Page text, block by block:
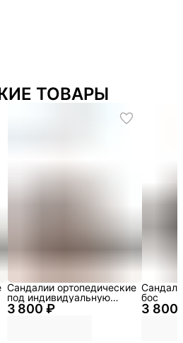
ТОВАРЫ
3 800 ₽
Сандалии ортопедические
под индивидуальную
стельку
3 800
бос